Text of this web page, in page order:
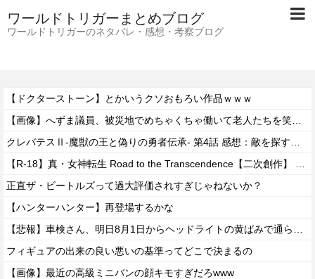
ワールドトリガーまとめブログ
ワールドトリガーのネタバレ・感想・考察ブログ
【ドクターストーン】とかいうクソおもろい作品ｗｗｗ
正直ザ・ビートルズって過大評価されすぎじゃねないか？
【ハンターハンター】再登場するかな
フィギュアの出来の良い悪いの基準ってどこで決まるの
【画像】最近の高級ミニバンの顔キモすぎだろwww